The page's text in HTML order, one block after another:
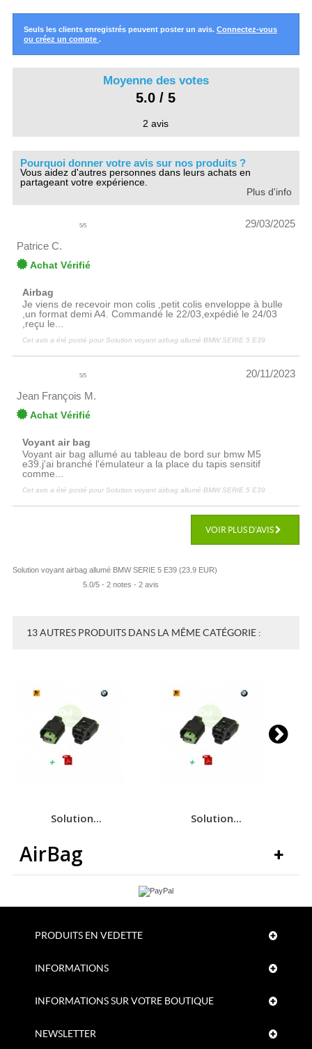
Seuls les clients enregistrés peuvent poster un avis. Connectez-vous
ou créez un compte .
Moyenne des votes
5.0 / 5
2 avis
Pourquoi donner votre avis sur nos produits ?
Vous aidez d'autres personnes dans leurs achats en
partageant votre expérience.
Plus d'info
5/5
29/03/2025
Patrice C.
Achat Vérifié
Airbag
Je viens de recevoir mon colis ,petit colis enveloppe à bulle
,un format demi A4. Commandé le 22/03,expédié le 24/03
,reçu le...
Cet avis a été posté pourSolution voyant airbag allumé BMW SERIE 5 E39
5/5
20/11/2023
Jean François M.
Achat Vérifié
Voyant air bag
Voyant air bag allumé au tableau de bord sur bmw M5
e39.j'ai branché l'émulateur a la place du tapis sensitif
comme...
Cet avis a été posté pourSolution voyant airbag allumé BMW SERIE 5 E39
VOIR PLUS D'AVIS
Solution voyant airbag allumé BMW SERIE 5 E39 (23.9 EUR)
5.0/5- 2notes - 2avis
13 AUTRES PRODUITS DANS LA MÊME CATÉGORIE :
Solution... Solution...
AirBag
PRODUITS EN VEDETTE
INFORMATIONS
INFORMATIONS SUR VOTRE BOUTIQUE
NEWSLETTER